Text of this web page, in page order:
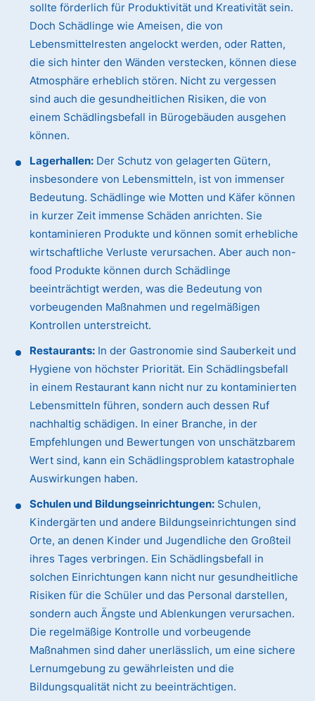
sollte förderlich für Produktivität und Kreativität sein.
Doch Schädlinge wie Ameisen, die von
Lebensmittelresten angelockt werden, oder Ratten,
die sich hinter den Wänden verstecken, können diese
Atmosphäre erheblich stören. Nicht zu vergessen
sind auch die gesundheitlichen Risiken, die von
einem Schädlingsbefall in Bürogebäuden ausgehen
können.
Lagerhallen: Der Schutz von gelagerten Gütern,
insbesondere von Lebensmitteln, ist von immenser
Bedeutung. Schädlinge wie Motten und Käfer können
in kurzer Zeit immense Schäden anrichten. Sie
kontaminieren Produkte und können somit erhebliche
wirtschaftliche Verluste verursachen. Aber auch non-
food Produkte können durch Schädlinge
beeinträchtigt werden, was die Bedeutung von
vorbeugenden Maßnahmen und regelmäßigen
Kontrollen unterstreicht.
Restaurants: In der Gastronomie sind Sauberkeit und
Hygiene von höchster Priorität. Ein Schädlingsbefall
in einem Restaurant kann nicht nur zu kontaminierten
Lebensmitteln führen, sondern auch dessen Ruf
nachhaltig schädigen. In einer Branche, in der
Empfehlungen und Bewertungen von unschätzbarem
Wert sind, kann ein Schädlingsproblem katastrophale
Auswirkungen haben.
Schulen und Bildungseinrichtungen: Schulen,
Kindergärten und andere Bildungseinrichtungen sind
Orte, an denen Kinder und Jugendliche den Großteil
ihres Tages verbringen. Ein Schädlingsbefall in
solchen Einrichtungen kann nicht nur gesundheitliche
Risiken für die Schüler und das Personal darstellen,
sondern auch Ängste und Ablenkungen verursachen.
Die regelmäßige Kontrolle und vorbeugende
Maßnahmen sind daher unerlässlich, um eine sichere
Lernumgebung zu gewährleisten und die
Bildungsqualität nicht zu beeinträchtigen.